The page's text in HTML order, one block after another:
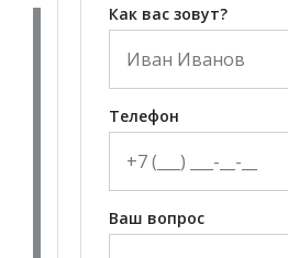
Как вас зовут?
Телефон
Ваш вопрос